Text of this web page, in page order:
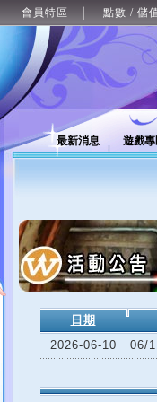
會員特區 點數 / 儲
最新消息 遊戲
日期
2026-06-10
06/